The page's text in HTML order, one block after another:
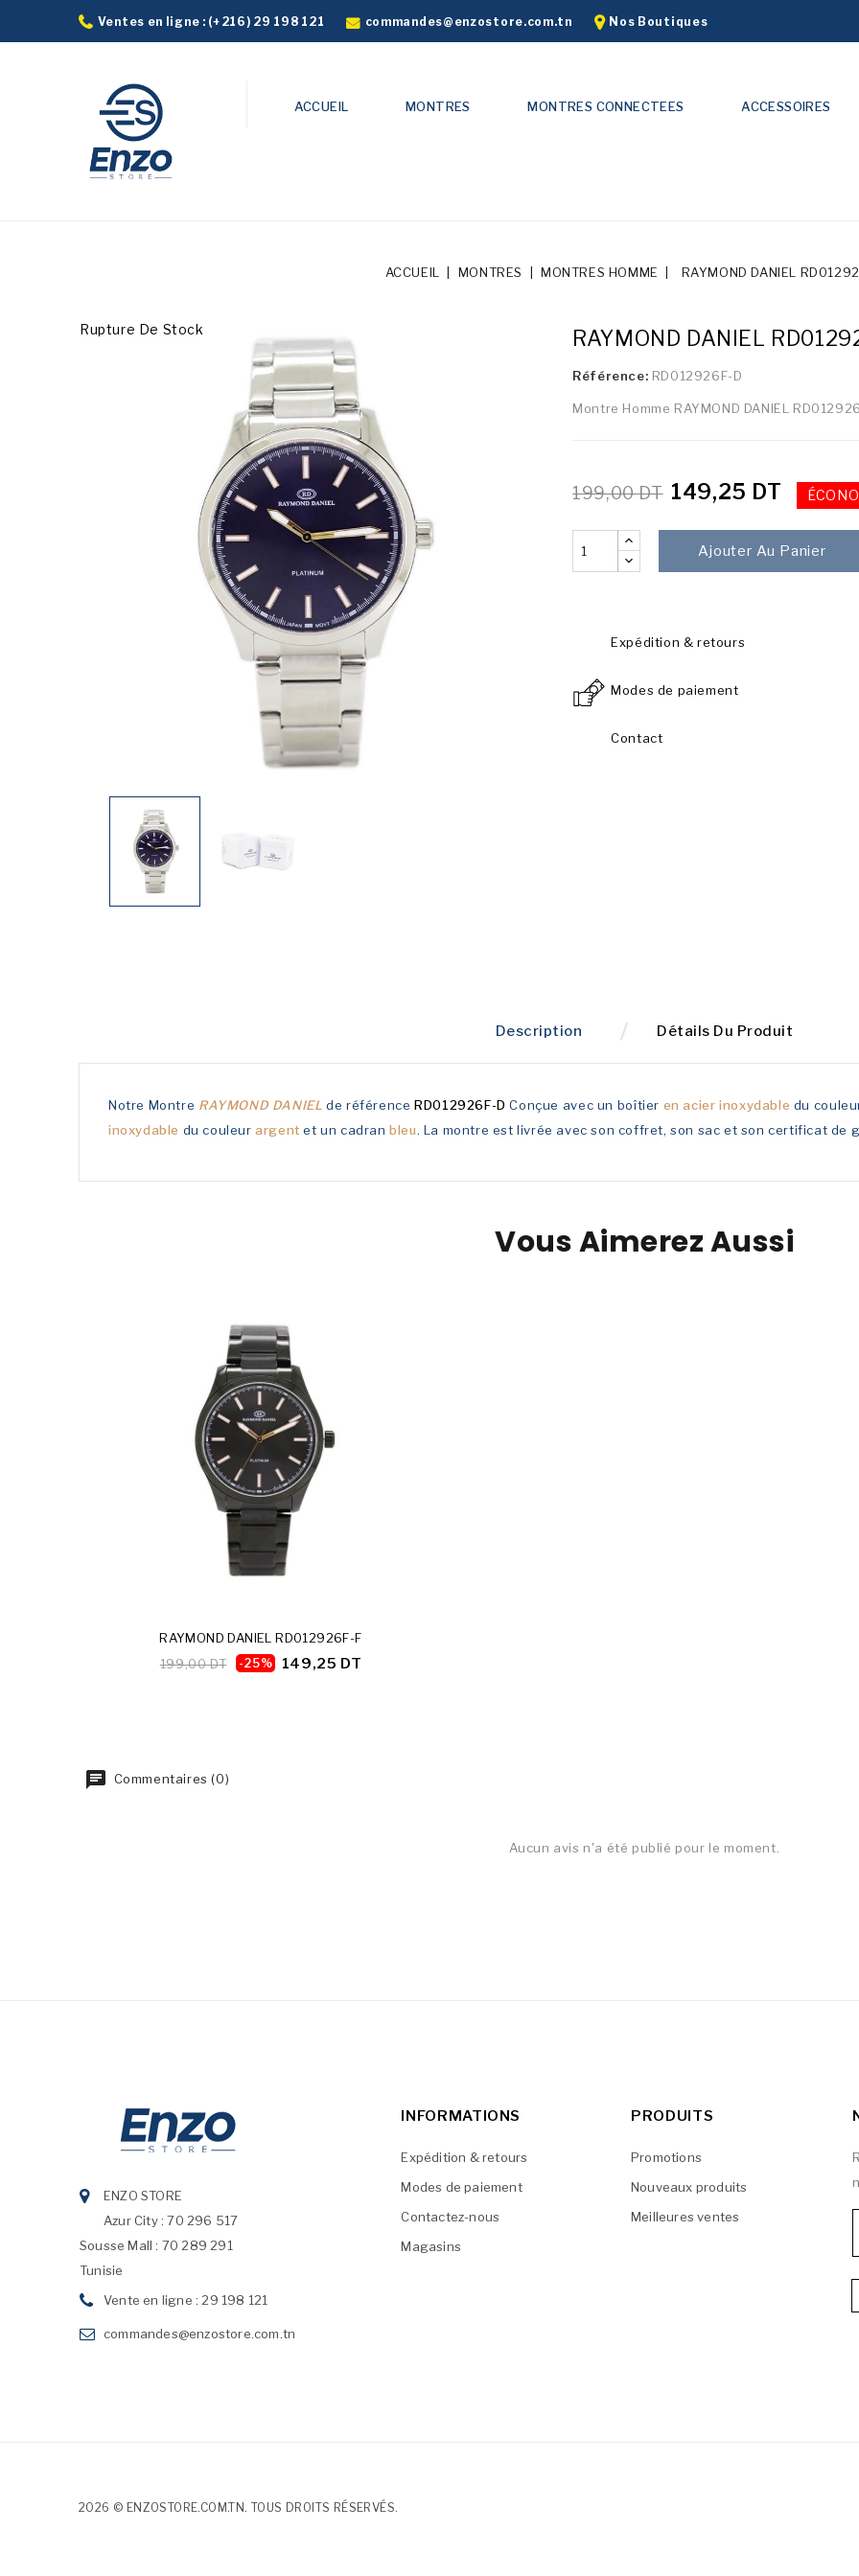
Ventes en ligne : (+216) 29 198 121 commandes@enzostore.com.tn Nos Boutiques
ACCUEIL MONTRES MONTRES CONNECTEES ACCESSOIRES
ACCUEIL MONTRES MONTRES HOMME RAYMOND DANIEL
Rupture De Stock RAYMOND DANIEL
Référence: RD012926F-D
Montre Homme RAYMOND DANIEL
199,00 DT 149,25 DT
Ajouter Au Panier
Expédition & retours
Modes de paiement
Contact
Description Détails Du Produit
Notre Montre RAYMOND DANIELde référenceRD012926F-DConçue avec un boîtier en acier inoxydable du
inoxydable du couleurargentet un cadran bleu. La montre est livrée avec son coffret, son sac et son certificat de
Vous Aimerez Aussi
RAYMOND DANIEL RD012926F-F
199,00 DT
-25% 149,25 DT
Commentaires (0)
Aucun avis n'a été publié pour le moment.
ENZO STORE
Azur City : 70 296 517
Sousse Mall : 70 289 291
Tunisie
Vente en ligne : 29 198 121
commandes@enzostore.com.tn
INFORMATIONS
Expédition & retours
Modes de paiement
Contactez-nous
Magasins
PRODUITS
Promotions
Nouveaux produits
Meilleures ventes
2026 © ENZOSTORE.COM.TN. TOUS DROITS RÉSERVÉS.